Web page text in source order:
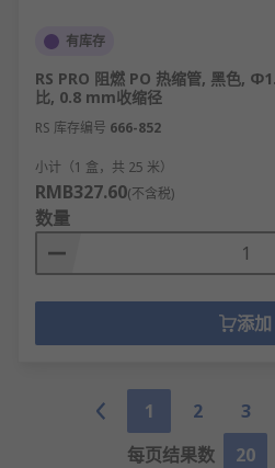
有库存
RS PRO 阻燃 PO 热缩管, 黑色,
比, 0.8 mm收缩径
RS 库存编号 666-852
小计（1 盒，共 25 米）
RMB327.60(不含税)
数量
添加
1 2 3
每页结果数
20